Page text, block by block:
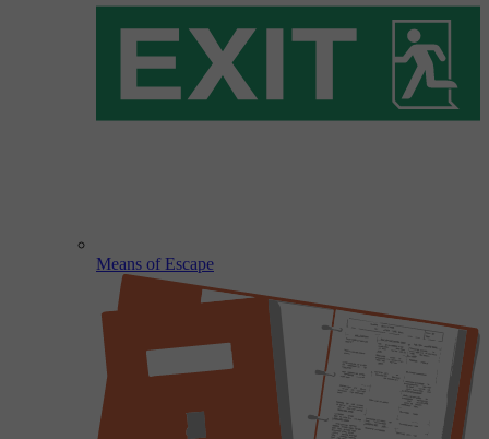
Means of Escape